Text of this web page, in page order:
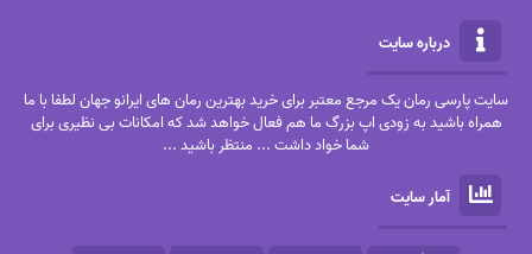
درباره سایت
سایت پارسی رمان یک مرجع معتبر برای خرید بهترین رمان های ایرانو جهان لطفا با ما
همراه باشید به زودی اپ بزرگ ما هم فعال خواهد شد که امکانات بی نظیری برای
شما خواد داشت ... منتظر باشید ...
آمار سایت